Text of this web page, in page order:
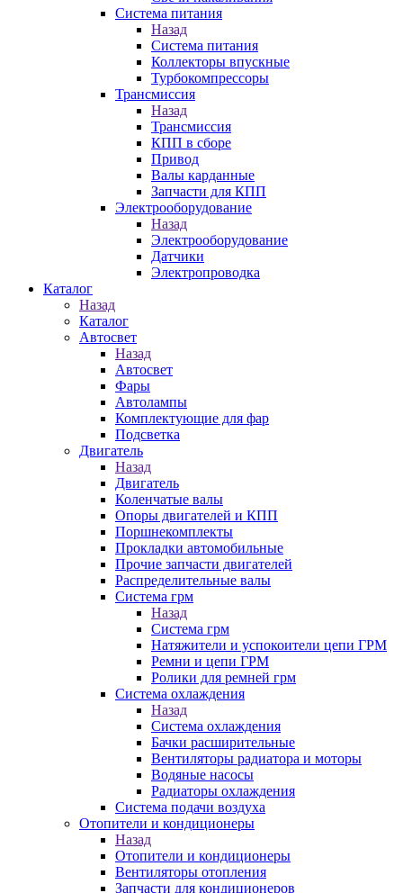
Система питания
Назад
Система питания
Коллекторы впускные
Турбокомпрессоры
Трансмиссия
Назад
Трансмиссия
КПП в сборе
Привод
Валы карданные
Запчасти для КПП
Электрооборудование
Назад
Электрооборудование
Датчики
Электропроводка
Каталог
Назад
Каталог
Автосвет
Назад
Автосвет
Фары
Автолампы
Комплектующие для фар
Подсветка
Двигатель
Назад
Двигатель
Коленчатые валы
Опоры двигателей и КПП
Поршнекомплекты
Прокладки автомобильные
Прочие запчасти двигателей
Распределительные валы
Система грм
Назад
Система грм
Натяжители и успокоители цепи ГРМ
Ремни и цепи ГРМ
Ролики для ремней грм
Система охлаждения
Назад
Система охлаждения
Бачки расширительные
Вентиляторы радиатора и моторы
Водяные насосы
Радиаторы охлаждения
Система подачи воздуха
Отопители и кондиционеры
Назад
Отопители и кондиционеры
Вентиляторы отопления
Запчасти для кондиционеров